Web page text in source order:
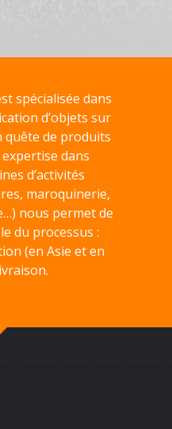
spécialisée dans
d’objets sur
quête de produits
dans
d’activités
maroquinerie,
nous permet de
du processus :
(en Asie et en